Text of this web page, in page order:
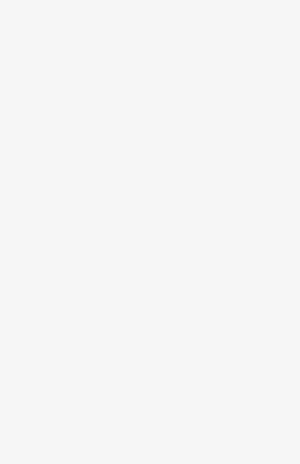
k dostání na těchto